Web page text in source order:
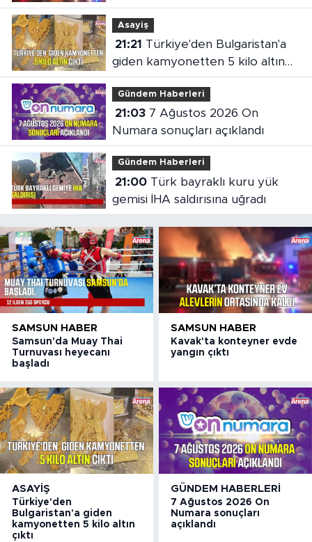
Asayiş
21:21
giden kamyonetten 5 kilo altın
çıktı
Gündem Haberleri
21:037 Ağustos 2026 On
Numara sonuçları açıklandı
Gündem Haberleri
21:00Türk bayraklı kuru yük
gemisi İHA saldırısına uğradı
SAMSUN HABER
Samsun'da Muay Thai
Turnuvası heyecanı
başladı
SAMSUN HABER
Kavak'ta konteyner evde
yangın çıktı
ASAYIŞ
Türkiye'den
Bulgaristan'a giden
kamyonetten 5 kilo altın
çıktı
GÜNDEM HABERLERI
7 Ağustos 2026 On
Numara sonuçları
açıklandı